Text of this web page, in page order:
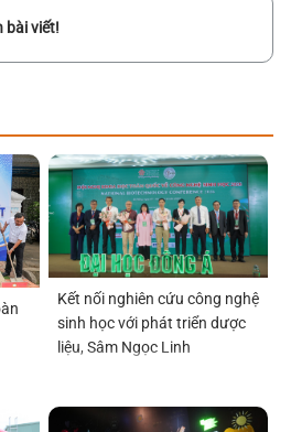
bài viết!
Kết nối nghiên cứu công nghệ
sinh học với phát triển dược
liệu, Sâm Ngọc Linh